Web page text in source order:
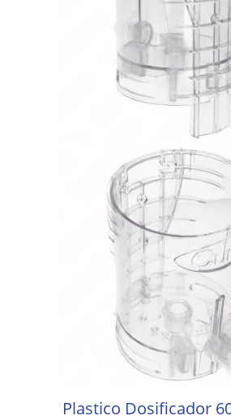
Plastico Dosificador